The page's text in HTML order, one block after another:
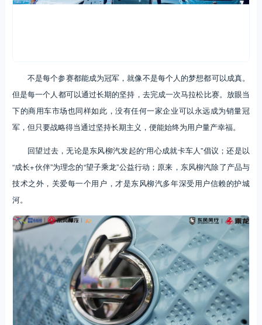
不是每个参赛都能成为冠军，就像不是每个人的梦想都可以成真。
但是每一个人都可以通过长期的坚持，去完成一次马拉松比赛。放眼当
下的商用车市场也同样如此，没有任何一家企业可以永远成为销量冠
军，但只要战略得当通过坚持长期主义，便能始终为用户量产幸福。
回望过去，无论是东风柳汽发起的“用心成就卡车人”倡议；还是以
“成长+伙伴”为理念的“望子乘龙”公益行动；原来，东风柳汽除了产品与
技术之外，关爱每一个用户，才是东风柳汽多年深受用户信赖的护城
河。